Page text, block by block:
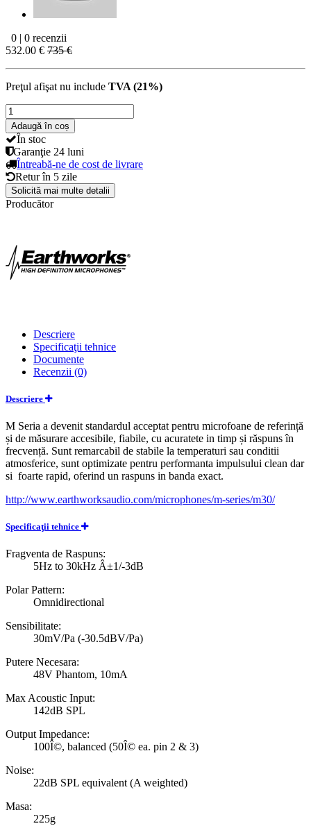
0 | 0 recenzii
532.00 € 735 €
Preţul afişat nu include TVA (21%)
Adaugă în coș
În stoc
Garanţie 24 luni
Întreabă-ne de cost de livrare
Retur în 5 zile
Solicită mai multe detalii
Producător
Descriere
Specificaţii tehnice
Documente
Recenzii (0)
Descriere
M Seria a devenit standardul acceptat pentru microfoane de referință
și de măsurare accesibile, fiabile, cu acuratete in timp și răspuns în
frecvență. Sunt remarcabil de stabile la temperaturi sau conditii
atmosferice, sunt optimizate pentru performanta impulsului clean dar
si foarte rapid, oferind un raspuns in banda exact.
http://www.earthworksaudio.com/microphones/m-series/m30/
Specificaţii tehnice
Fragventa de Raspuns:
5Hz to 30kHz Â±1/-3dB
Polar Pattern:
Omnidirectional
Sensibilitate:
30mV/Pa (-30.5dBV/Pa)
Putere Necesara:
48V Phantom, 10mA
Max Acoustic Input:
142dB SPL
Output Impedance:
100Î©, balanced (50Î© ea. pin 2 & 3)
Noise:
22dB SPL equivalent (A weighted)
Masa:
225g